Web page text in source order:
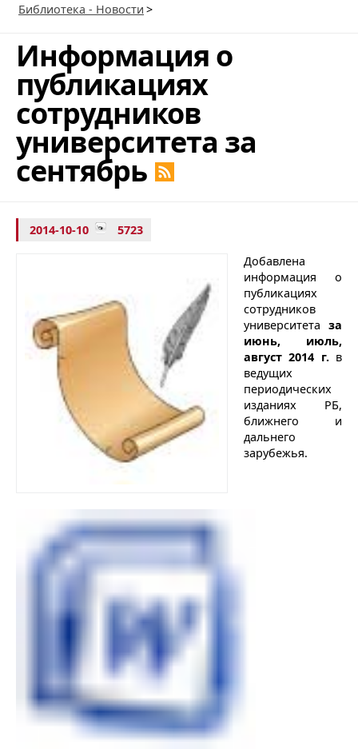
Библиотека - Новости >
Информация о
публикациях
сотрудников
университета за
сентябрь
2014-10-10 5723
Добавлена
информация о
публикациях
сотрудников
университета за
июнь, июль,
август 2014 г.в
ведущих
периодических
изданиях РБ,
ближнего и
дальнего
зарубежья.